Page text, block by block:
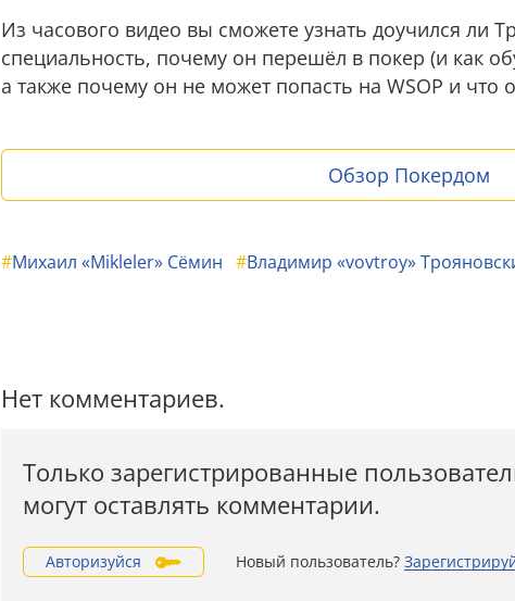
Из часового видео вы сможете узнать доучился ли
специальность, почему он перешёл в покер (и как
а также почему он не может попасть на WSOP и что
Обзор Покердом
#Михаил «Mikleler» Сёмин #Владимир «vovtroy»
Нет комментариев.
Только зарегистрированные
могут оставлять комментарии.
Авторизуйся Новый пользователь?